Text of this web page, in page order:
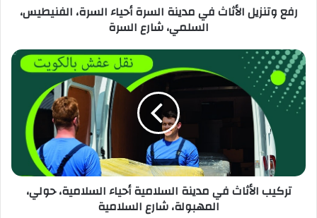
رفع وتنزيل الأثاث في مدينة السرة أحياء السرة، الفنيطيس،
السلمي، شارع السرة
تركيب الأثاث في مدينة السلامية أحياء السلامية، حولي،
المهبولة، شارع السلامية